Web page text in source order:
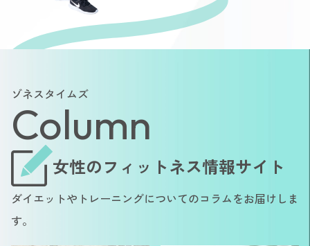
ゾネスタイムズ
Column
女性のフィットネス情報サイト
ダイエットやトレーニングについてのコラムをお届けしま
す。